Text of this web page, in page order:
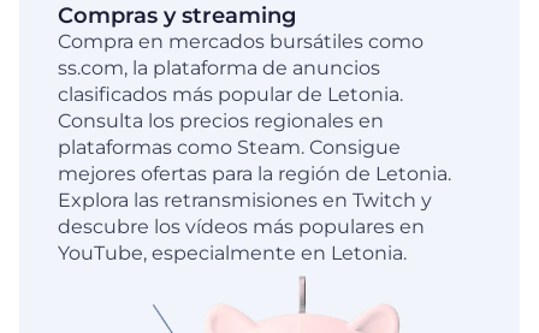
Compras y streaming
Compra en mercados bursátiles como
ss.com, la plataforma de anuncios
clasificados más popular de Letonia.
Consulta los precios regionales en
plataformas como Steam. Consigue
mejores ofertas para la región de Letonia.
Explora las retransmisiones en Twitch y
descubre los vídeos más populares en
YouTube, especialmente en Letonia.